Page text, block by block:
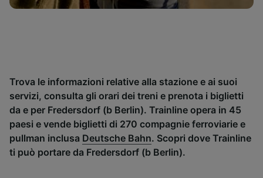
Trova le informazioni relative alla stazione e ai suoi
servizi, consulta gli orari dei treni e prenota i biglietti
da e per Fredersdorf (b Berlin). Trainline opera in 45
paesi e vende biglietti di 270 compagnie ferroviarie e
pullman inclusa Deutsche Bahn. Scopri dove Trainline
ti può portare da Fredersdorf (b Berlin).